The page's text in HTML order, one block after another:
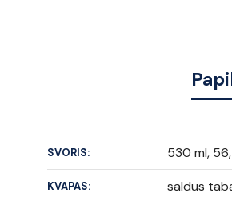
SVORIS: 530 ml,
KVAPAS: saldus